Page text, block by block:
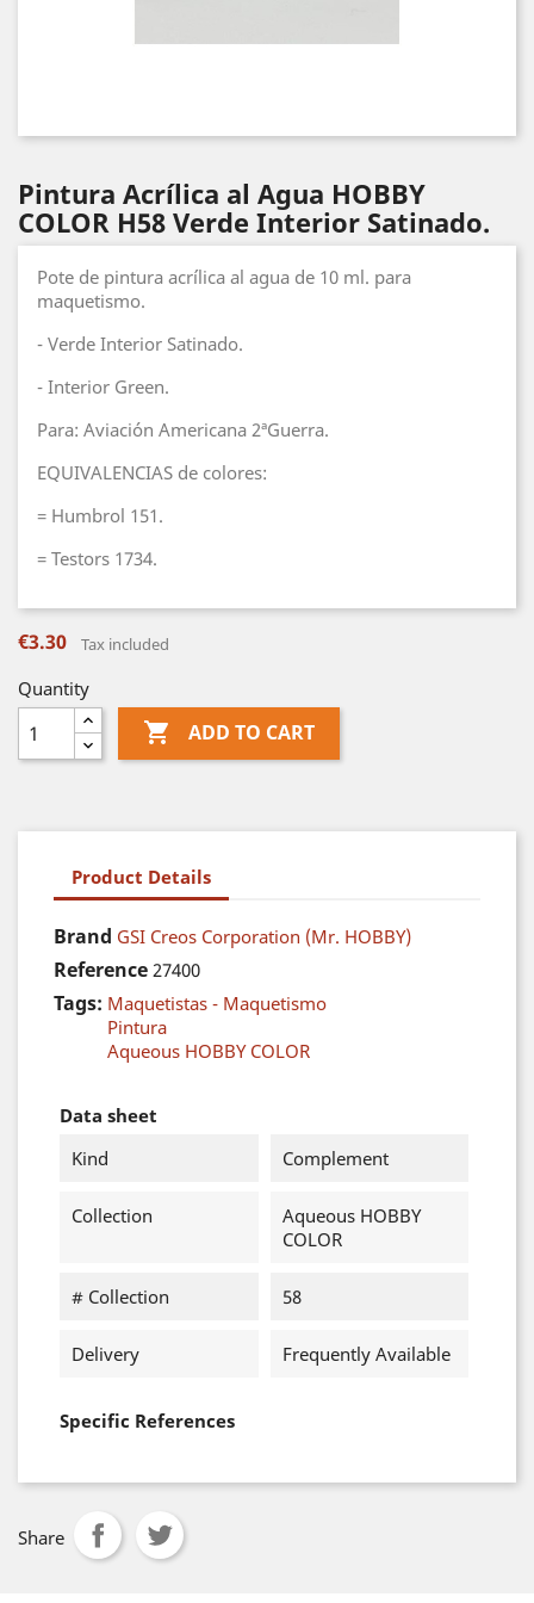
Pintura Acrílica al Agua HOBBY
COLOR H58 Verde Interior Satinado.
Pote de pintura acrílica al agua de 10 ml. para
maquetismo.
- Verde Interior Satinado.
- Interior Green.
Para: Aviación Americana 2ªGuerra.
EQUIVALENCIAS de colores:
= Humbrol 151.
= Testors 1734.
€3.30 Tax included
Quantity
 ADD TO CART
Product Details
Brand GSI Creos Corporation (Mr. HOBBY)
Reference 27400
Tags: Maquetistas - Maquetismo
Pintura
Aqueous HOBBY COLOR
Data sheet
Kind
Complement
Collection
Aqueous HOBBY
COLOR
# Collection 58
Delivery Frequently Available
Specific References
Share